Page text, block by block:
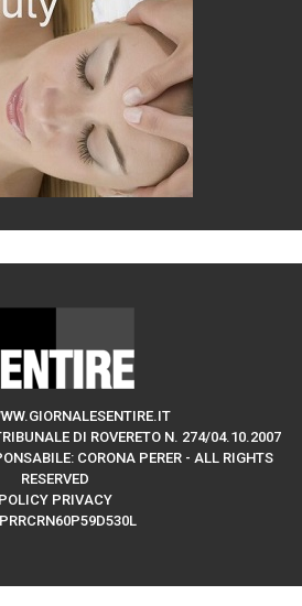
DI ROVERETO N. 274/04.10.2007
CORONA PERER - ALL RIGHTS
RESERVED
POLICY PRIVACY